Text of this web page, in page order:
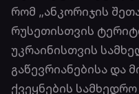
რომ „ანკორიჯის
რუსეთისთვის
უკრაინისთვის
გაწევრიანებისა და
ქვეყნების